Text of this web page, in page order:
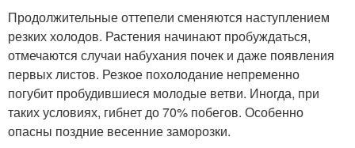
Продолжительные оттепели сменяются наступлением
резких холодов. Растения начинают пробуждаться,
отмечаются случаи набухания почек и даже появления
первых листов. Резкое похолодание непременно
погубит пробудившиеся молодые ветви. Иногда, при
таких условиях, гибнет до 70% побегов. Особенно
опасны поздние весенние заморозки.